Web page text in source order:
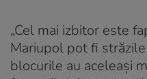
„Cel mai izbitor este
Mariupol pot fi
blocurile au aceleași